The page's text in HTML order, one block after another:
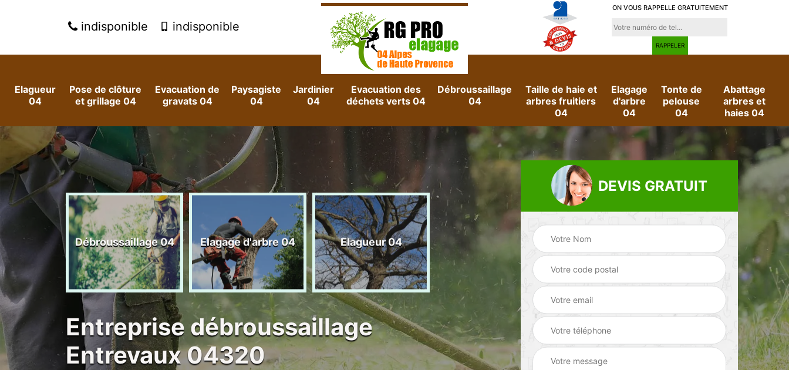
indisponible indisponible
ON VOUS RAPPELLE GRATUITEMENT
Elagueur
04
Pose de clôture
et grillage 04
Evacuation de
gravats 04
Paysagiste
04
Jardinier
04
Evacuation des
déchets verts 04
Débroussaillage
04
Taille de haie et
arbres fruitiers
04
Elagage
d'arbre
04
Tonte de
pelouse
04
Abattage
arbres et
haies 04
et
04
Débroussaillage 04 Elagage d'arbre 04 Elagueur 04
Evacuation de
Evacuation des
Jardinier 04
Entreprise débroussaillage
Entrevaux 04320
DEVIS GRATUIT